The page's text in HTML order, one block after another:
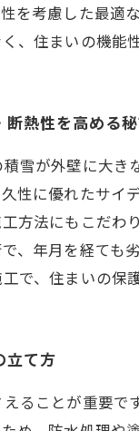
を考慮した最
住まいの機能
熱性を高める
雪が外壁に大
性に優れたサ
方法にもこだ
、年月を経て
、住まいの保
立て方
ることが重要